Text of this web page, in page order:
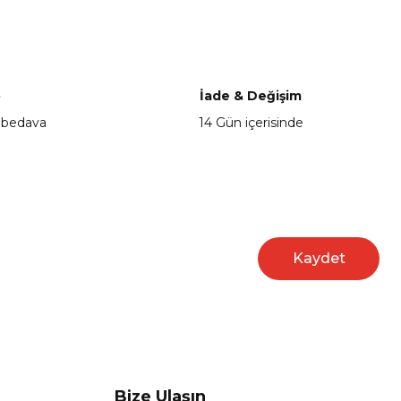
İade & Değişim
14 Gün içerisinde
Kaydet
Bize Ulaşın